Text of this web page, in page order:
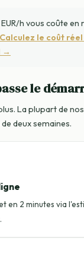
h vous coûte en
Calculez le coût
→
le
La plupart de
deux semaines.
en 2 minutes via